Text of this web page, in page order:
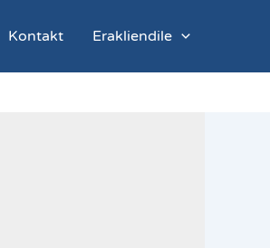
Kontakt Erakliendile